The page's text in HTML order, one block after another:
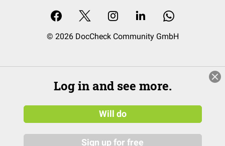
© 2026 DocCheck Community GmbH
Log in and see more.
Will do
Sign up for free